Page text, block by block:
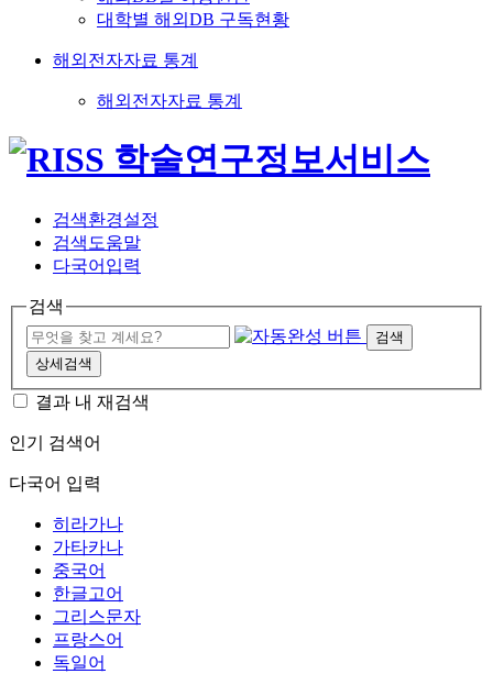
대학별 해외DB 구독현황
해외전자자료 통계
해외전자자료 통계
검색환경설정
검색도움말
다국어입력
검색
검색
상세검색
결과 내 재검색
인기 검색어
다국어 입력
히라가나
가타카나
중국어
한글고어
그리스문자
프랑스어
독일어